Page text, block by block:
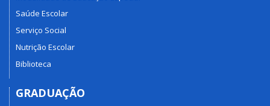
Saúde Escolar
Serviço Social
Nutrição Escolar
Biblioteca
GRADUAÇÃO